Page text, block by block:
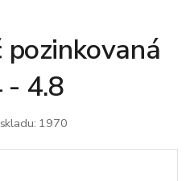
- 4.8
1970